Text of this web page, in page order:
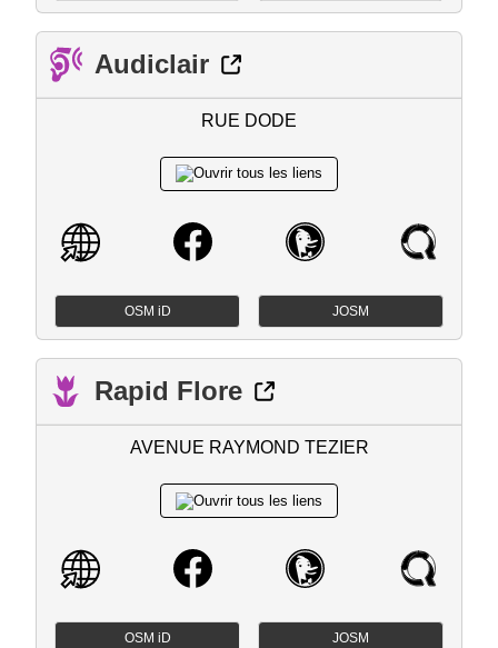
Audiclair
RUE DODE
OSM iD JOSM
Rapid Flore
AVENUE RAYMOND TEZIER
OSM iD JOSM